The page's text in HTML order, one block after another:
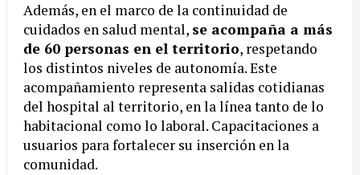
Además, en el marco de la continuidad de
cuidados en salud mental, se acompaña a más
de 60 personas en el territorio, respetando
los distintos niveles de autonomía. Este
acompañamiento representa salidas cotidianas
del hospital al territorio, en la línea tanto de lo
habitacional como lo laboral. Capacitaciones a
usuarios para fortalecer su inserción en la
comunidad.